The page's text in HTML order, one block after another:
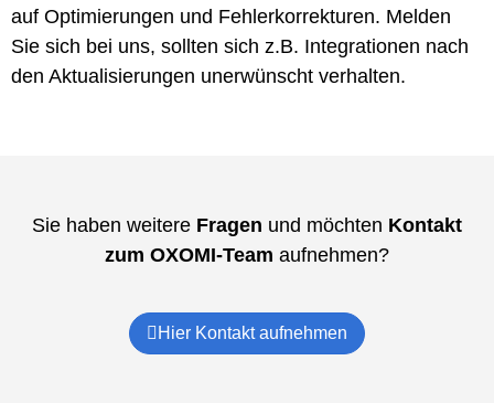
auf Optimierungen und Fehlerkorrekturen. Melden
Sie sich bei uns, sollten sich z.B. Integrationen nach
den Aktualisierungen unerwünscht verhalten.
Sie haben weitere Fragen und möchten Kontakt
zum OXOMI-Team aufnehmen?
Hier Kontakt aufnehmen